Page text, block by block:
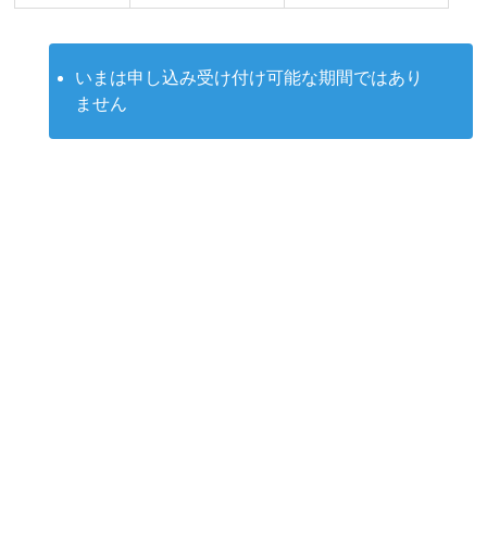
いまは申し込み受け付け可能な期間ではあり
ません